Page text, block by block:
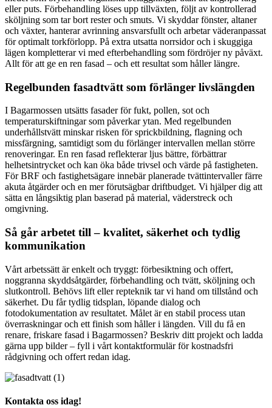
eller puts. Förbehandling löses upp tillväxten, följt av kontrollerad
sköljning som tar bort rester och smuts. Vi skyddar fönster, altaner
och växter, hanterar avrinning ansvarsfullt och arbetar väderanpassat
för optimalt torkförlopp. På extra utsatta norrsidor och i skuggiga
lägen kompletterar vi med efterbehandling som fördröjer ny påväxt.
Allt för att ge en ren fasad – och ett resultat som håller längre.
Regelbunden fasadtvätt som förlänger livslängden
I Bagarmossen utsätts fasader för fukt, pollen, sot och
temperaturskiftningar som påverkar ytan. Med regelbunden
underhållstvätt minskar risken för sprickbildning, flagning och
missfärgning, samtidigt som du förlänger intervallen mellan större
renoveringar. En ren fasad reflekterar ljus bättre, förbättrar
helhetsintrycket och kan öka både trivsel och värde på fastigheten.
För BRF och fastighetsägare innebär planerade tvättintervaller färre
akuta åtgärder och en mer förutsägbar driftbudget. Vi hjälper dig att
sätta en långsiktig plan baserad på material, väderstreck och
omgivning.
Så går arbetet till – kvalitet, säkerhet och tydlig
kommunikation
Vårt arbetssätt är enkelt och tryggt: förbesiktning och offert,
noggranna skyddsåtgärder, förbehandling och tvätt, sköljning och
slutkontroll. Behövs lift eller repteknik tar vi hand om tillstånd och
säkerhet. Du får tydlig tidsplan, löpande dialog och
fotodokumentation av resultatet. Målet är en stabil process utan
överraskningar och ett finish som håller i längden. Vill du få en
renare, friskare fasad i Bagarmossen? Beskriv ditt projekt och ladda
gärna upp bilder – fyll i vårt kontaktformulär för kostnadsfri
rådgivning och offert redan idag.
Kontakta oss idag!